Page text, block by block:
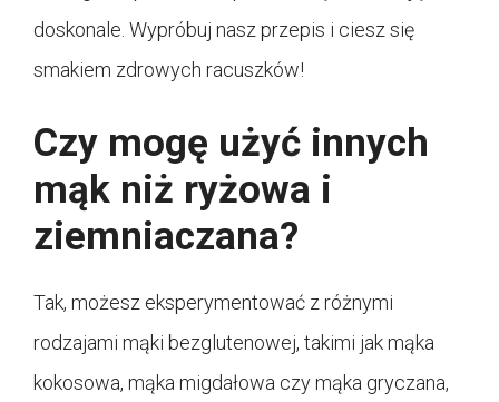
doskonale. Wypróbuj nasz przepis i ciesz się
smakiem zdrowych racuszków!
Czy mogę użyć innych
mąk niż ryżowa i
ziemniaczana?
Tak, możesz eksperymentować z różnymi
rodzajami mąki bezglutenowej, takimi jak mąka
kokosowa, mąka migdałowa czy mąka gryczana,